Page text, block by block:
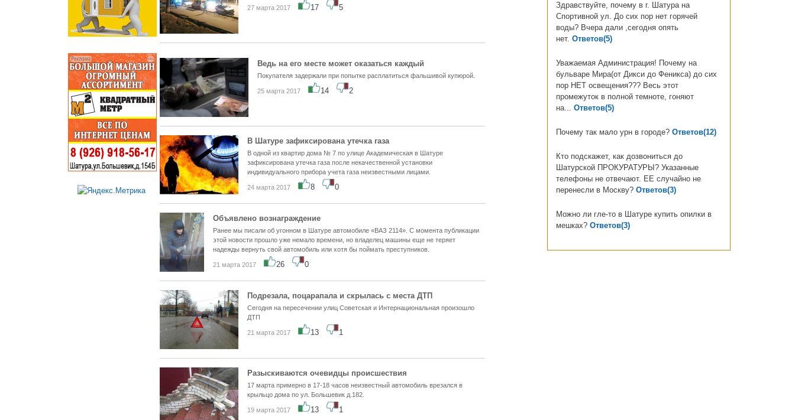
27 марта 2017 17 5
Ведь на его месте может оказаться каждый
Покупателя задержали при попытке расплатиться фальшивой купюрой.
25 марта 2017 14 2
В Шатуре зафиксирована утечка газа
В одной из квартир дома № 7 по улице Академическая в Шатуре
зафиксирована утечка газа после некачественной установки
индивидуального прибора учета газа неизвестными лицами.
24 марта 2017 8 0
Объявлено вознаграждение
Ранее мы писали об угонном в Шатуре автомобиле «ВАЗ 2114». С момента публикации
этой новости прошло уже немало времени, но владелец машины еще не теряет
надежды вернуть свой автомобиль или хотя бы поймать преступников.
21 марта 2017 26 0
Подрезала, поцарапала и скрылась с места ДТП
Сегодня на пересечении улиц Советская и Интернациональная произошло
ДТП
21 марта 2017 13 1
Разыскиваются очевидцы происшествия
17 марта примерно в 17-18 часов неизвестный автомобиль врезался в
крыльцо дома по ул. Большевик д.182.
19 марта 2017 13 1
Здравствуйте, почему в г. Шатура на
Спортивной ул. До сих пор нет горячей
воды? Вчера дали ,сегодня опять
нет. Ответов(5)
Уважаемая Администрация! Почему на
бульваре Мира(от Дикси до Феникса) до сих
пор НЕТ освещения??? Весь этот
промежуток в полной темноте, гоняют
на... Ответов(5)
Почему так мало урн в городе? Ответов(12)
Кто подскажет, как дозвониться до
Шатурской ПРОКУРАТУРЫ? Указанные
телефоны не отвечают. ЕЕ случайно не
перенесли в Москву? Ответов(3)
Можно ли гле-то в Шатуре купить опилки в
мешках? Ответов(3)